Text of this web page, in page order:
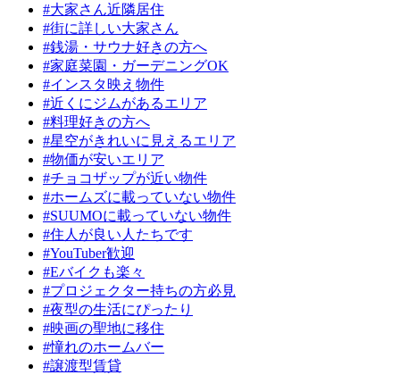
#大家さん近隣居住
#街に詳しい大家さん
#銭湯・サウナ好きの方へ
#家庭菜園・ガーデニングOK
#インスタ映え物件
#近くにジムがあるエリア
#料理好きの方へ
#星空がきれいに見えるエリア
#物価が安いエリア
#チョコザップが近い物件
#ホームズに載っていない物件
#SUUMOに載っていない物件
#住人が良い人たちです
#YouTuber歓迎
#Eバイクも楽々
#プロジェクター持ちの方必見
#夜型の生活にぴったり
#映画の聖地に移住
#憧れのホームバー
#譲渡型賃貸